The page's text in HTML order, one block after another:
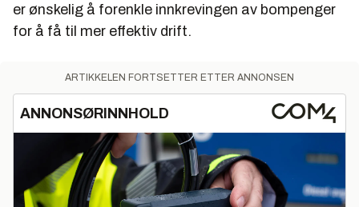
er ønskelig å forenkle innkrevingen av bompenger
for å få til mer effektiv drift.
ARTIKKELEN FORTSETTER ETTER ANNONSEN
ANNONSØRINNHOLD